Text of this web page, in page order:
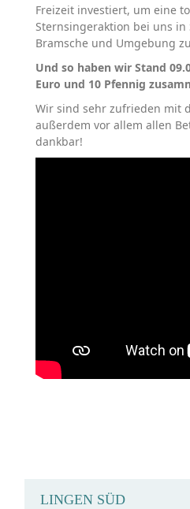
Freizeit investiert, um eine
Sternsingeraktion bei uns in
Bramsche und Umgebung
Und so haben wir Stand
Euro und 10 Pfennig
Wir sind sehr zufrieden mit
außerdem vor allem allen
dankbar!
LINGEN SÜD